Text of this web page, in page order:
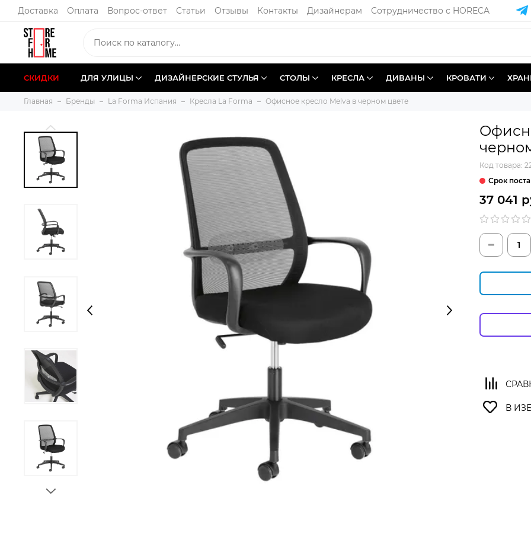
Доставка Оплата Вопрос-ответ Статьи Отзывы Контакты Дизайнерам Сотрудничество с HORECA
СКИДКИ ДЛЯ УЛИЦЫ ДИЗАЙНЕРСКИЕ СТУЛЬЯ СТОЛЫ КРЕСЛА ДИВАНЫ КРОВАТИ
Главная Бренды La Forma Испания Кресла La Forma Офисное кресло Melva в черном цвете
Код товара:
Срок
37 041